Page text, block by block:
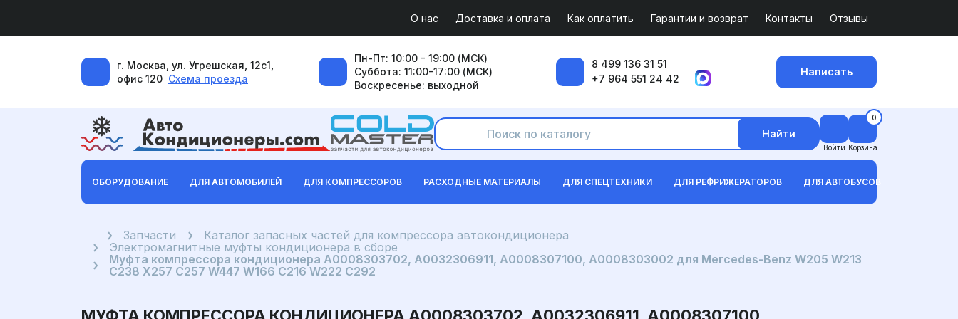
О нас Доставка и оплата Как оплатить Гарантии и возврат Контакты Отзывы
г. Москва, ул. Угрешская, 12с1,
офис 120 Схема проезда
Пн-Пт: 10:00 - 19:00 (МСК)
Суббота: 11:00-17:00 (МСК)
Воскресенье: выходной
8 499 136 31 51
+7 964 551 24 42
Написать
Найти
Войти
0
Корзина
ОБОРУДОВАНИЕ ДЛЯ АВТОМОБИЛЕЙ ДЛЯ КОМПРЕССОРОВ РАСХОДНЫЕ МАТЕРИАЛЫ ДЛЯ СПЕЦТЕХНИКИ ДЛЯ РЕФРИЖЕРАТОРОВ ДЛЯ АВТОБУСОВ
ГлавнаяЗапчасти
Каталог запасных частей для компрессора автокондиционера
Электромагнитные муфты кондиционера в сборе
Муфта компрессора кондиционера A0008303702, A0032306911, A0008307100, A0008303002 для Mercedes-Benz W205 W213
C238 X257 C257 W447 W166 C216 W222 C292